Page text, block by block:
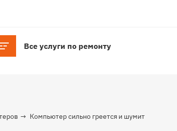
Компьютер сильно греется и шумит